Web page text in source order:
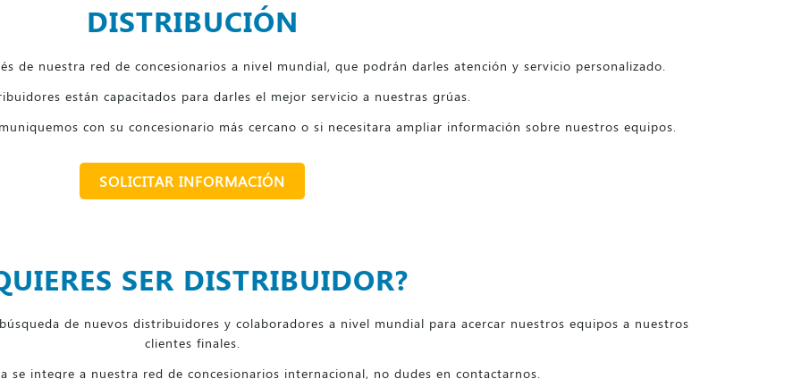
DISTRIBUCIÓN
de nuestra red de concesionarios a nivel mundial, que podrán darles atención y servicio personalizado.
están capacitados para darles el mejor servicio a nuestras grúas.
con su concesionario más cercano o si necesitara ampliar información sobre nuestros equipos.
SOLICITAR INFORMACIÓN
SER DISTRIBUIDOR?
de nuevos distribuidores y colaboradores a nivel mundial para acercar nuestros equipos a nuestros
clientes finales.
se integre a nuestra red de concesionarios internacional, no dudes en contactarnos.